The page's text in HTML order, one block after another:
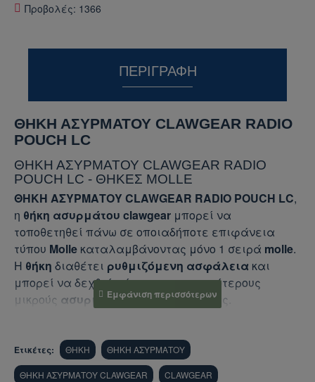
Προβολές: 1366
ΠΕΡΙΓΡΑΦΉ
ΘΗΚΗ ΑΣΥΡΜΑΤΟΥ CLAWGEAR RADIO
POUCH LC
ΘΗΚΗ ΑΣΥΡΜΑΤΟΥ CLAWGEAR RADIO
POUCH LC - ΘΗΚΕΣ MOLLE
ΘΗΚΗ ΑΣΥΡΜΑΤΟΥ CLAWGEAR RADIO POUCH LC,
η θήκη ασυρμάτου clawgear μπορεί να
τοποθετηθεί πάνω σε οποιαδήποτε επιφάνεια
τύπου Molle καταλαμβάνοντας μόνο 1 σειρά molle.
Η θήκη διαθέτει ρυθμιζόμενη ασφάλεια και
μπορεί να δεχθεί μέσα τους περισσότερους
μικρούς ασυρμάτους–vhfτης αγοράς.
Ετικέτες: ΘΗΚΗ ΘΗΚΗ ΑΣΥΡΜΑΤΟΥ
ΘΗΚΗ ΑΣΥΡΜΑΤΟΥ CLAWGEAR CLAWGEAR